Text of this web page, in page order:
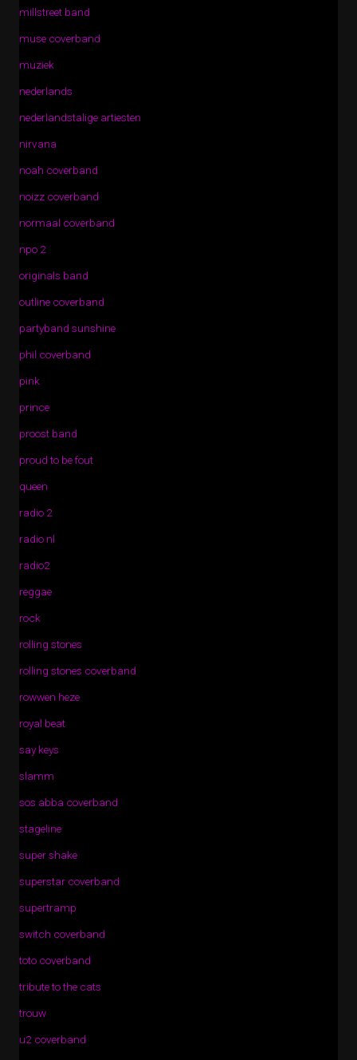
millstreet band
muse coverband
muziek
nederlands
nederlandstalige artiesten
nirvana
noah coverband
noizz coverband
normaal coverband
npo 2
originals band
outline coverband
partyband sunshine
phil coverband
pink
prince
proost band
proud to be fout
queen
radio 2
radio nl
radio2
reggae
rock
rolling stones
rolling stones coverband
rowwen heze
royal beat
say keys
slamm
sos abba coverband
stageline
super shake
superstar coverband
supertramp
switch coverband
toto coverband
tribute to the cats
trouw
u2 coverband